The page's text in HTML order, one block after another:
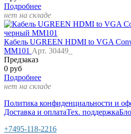
Подробнее
нет на складе
Кабель UGREEN HDMI to VGA
MM101 Арт. 30449_
Предзаказ
0 руб
Подробнее
нет на складе
Политика конфиденциальности и
Доставка и оплатаТех. поддержка
+7495-118-2216